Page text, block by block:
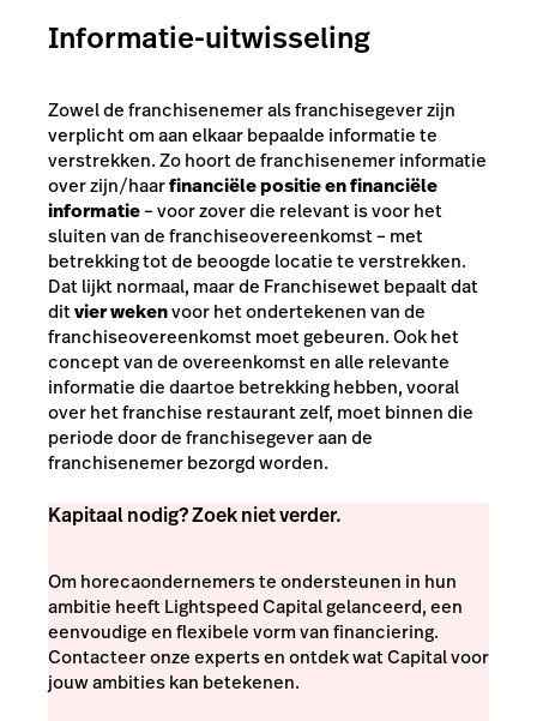
Informatie-uitwisseling
Zowel de franchisenemer als franchisegever zijn
verplicht om aan elkaar bepaalde informatie te
verstrekken. Zo hoort de franchisenemer informatie
over zijn/haarfinanciële positie en financiële
informatie– voor zover die relevant is voor het
sluiten van de franchiseovereenkomst – met
betrekking tot de beoogde locatie te verstrekken.
Dat lijkt normaal, maar de Franchisewet bepaalt dat
ditvier wekenvoor het ondertekenen van de
franchiseovereenkomst moet gebeuren. Ook het
concept van de overeenkomst en alle relevante
informatie die daartoe betrekking hebben, vooral
over het franchise restaurant zelf, moet binnen die
periode door de franchisegever aan de
franchisenemer bezorgd worden.
Kapitaal nodig? Zoek niet verder.
Om horecaondernemers te ondersteunen in hun
ambitie heeft Lightspeed Capital gelanceerd, een
eenvoudige en flexibele vorm van financiering.
Contacteer onze experts en ontdek wat Capital voor
jouw ambities kan betekenen.